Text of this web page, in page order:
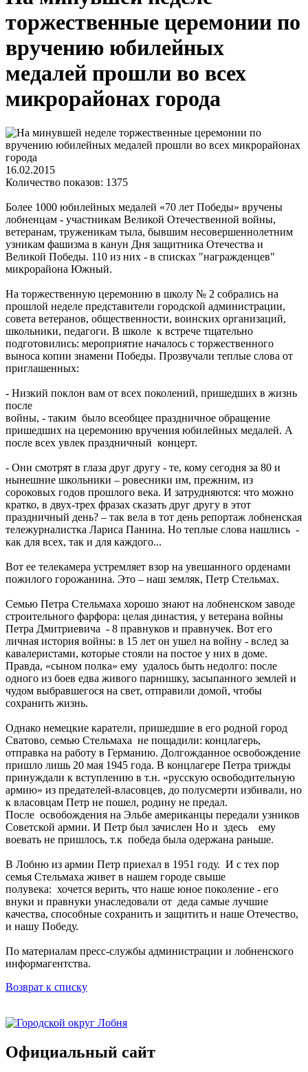
торжественные церемонии по
вручению юбилейных
медалей прошли во всех
микрорайонах города
16.02.2015
Количество показов: 1375
Более 1000 юбилейных медалей «70 лет Победы» вручены
лобненцам - участникам Великой Отечественной войны,
ветеранам, труженикам тыла, бывшим несовершеннолетним
узникам фашизма в канун Дня защитника Отечества и
Великой Победы. 110 из них - в списках "награжденцев"
микрорайона Южный.
На торжественную церемонию в школу № 2 собрались на
прошлой неделе представители городской администрации,
совета ветеранов, общественности, воинских организаций,
школьники, педагоги. В школе к встрече тщательно
подготовились: мероприятие началось с торжественного
выноса копии знамени Победы. Прозвучали теплые слова от
приглашенных:
- Низкий поклон вам от всех поколений, пришедших в жизнь
после
войны, - таким было всеобщее праздничное обращение
пришедших на церемонию вручения юбилейных медалей. А
после всех увлек праздничный концерт.
- Они смотрят в глаза друг другу - те, кому сегодня за 80 и
нынешние школьники – ровесники им, прежним, из
сороковых годов прошлого века. И затрудняются: что можно
кратко, в двух-трех фразах сказать друг другу в этот
праздничный день? – так вела в тот день репортаж лобненская
тележурналистка Лариса Панина. Но теплые слова нашлись -
как для всех, так и для каждого...
Вот ее телекамера устремляет взор на увешанного орденами
пожилого горожанина. Это – наш земляк, Петр Стельмах.
Семью Петра Стельмаха хорошо знают на лобненском заводе
строительного фарфора: целая династия, у ветерана войны
Петра Дмитриевича - 8 правнуков и правнучек. Вот его
личная история войны: в 15 лет он ушел на войну - вслед за
кавалеристами, которые стояли на постое у них в доме.
Правда, «сыном полка» ему удалось быть недолго: после
одного из боев едва живого парнишку, засыпанного землей и
чудом выбравшегося на свет, отправили домой, чтобы
сохранить жизнь.
Однако немецкие каратели, пришедшие в его родной город
Сватово, семью Стельмаха не пощадили: концлагерь,
отправка на работу в Германию. Долгожданное освобождение
пришло лишь 20 мая 1945 года. В концлагере Петра трижды
принуждали к вступлению в т.н. «русскую освободительную
армию» из предателей-власовцев, до полусмерти избивали, но
к власовцам Петр не пошел, родину не предал.
После освобождения на Эльбе американцы передали узников
Советской армии. И Петр был зачислен Но и здесь ему
воевать не пришлось, т.к победа была одержана раньше.
В Лобню из армии Петр приехал в 1951 году. И с тех пор
семья Стельмаха живет в нашем городе свыше
полувека: хочется верить, что наше юное поколение - его
внуки и правнуки унаследовали от деда самые лучшие
качества, способные сохранить и защитить и наше Отечество,
и нашу Победу.
По материалам пресс-службы администрации и лобненского
информагентства.
Возврат к списку
Официальный сайт